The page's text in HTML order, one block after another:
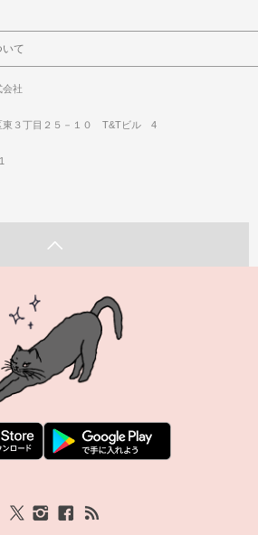
て
会社
東３丁目２５－１０ T&Tビル 4